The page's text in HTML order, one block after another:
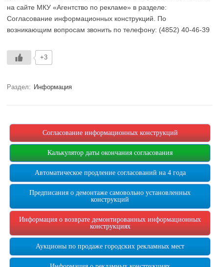
на сайте МКУ «Агентство по рекламе» в разделе:
Согласование информационных конструкций. По
возникающим вопросам звонить по телефону: (4852) 40-46-39
+3
Раздел: Информация
Согласование информационных конструкций
Калькулятор даты окончания согласования
Автоматическое продление согласований на 4 года
Предписания о демонтаже самовольно установленных
конструкций
Информация о возврате демонтированных информационных
конструкциях
Аукционы по продаже городских рекламных мест